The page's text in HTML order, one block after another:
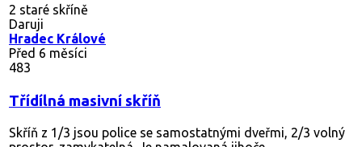
2 staré skříně
Daruji
Hradec Králové
Před 6 měsíci
483
Třídílná masivní skříň
Skříň z 1/3 jsou police se samostatnými dveřmi, 2/3 volný